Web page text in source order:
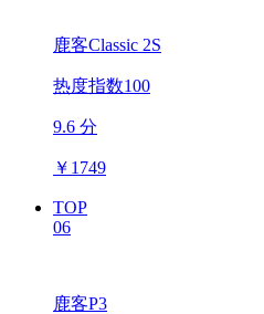
鹿客Classic 2S
热度指数100
9.6 分
￥ 1749
TOP
06
鹿客P3